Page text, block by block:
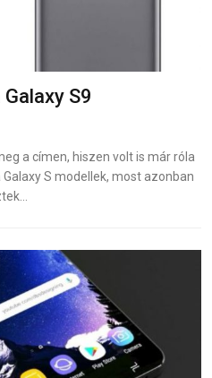
S9
a címen, hiszen volt is már róla
S modellek, most azonban